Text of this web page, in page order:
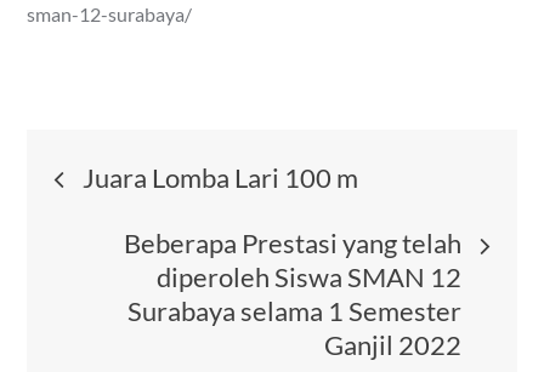
sman-12-surabaya/
Post
navigation
Juara Lomba Lari 100 m
Beberapa Prestasi yang telah
diperoleh Siswa SMAN 12
Surabaya selama 1 Semester
Ganjil 2022